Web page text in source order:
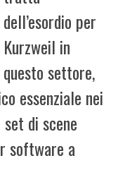
dell’esordio per
Kurzweil in
questo settore,
essenziale nei
di scene
software a